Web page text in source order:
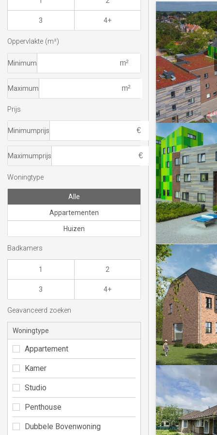
3 4+
Oppervlakte (m²)
Minimum
Maximum
Prijs
Minimumprijs
Maximumprijs
Woningtype
Alle
Appartementen
Huizen
Badkamers
1 2
3 4+
Geavanceerd zoeken
Woningtype
Appartement
Kamer
Studio
Penthouse
Dubbele Bovenwoning